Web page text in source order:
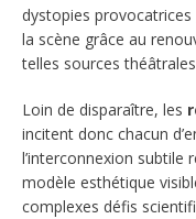
dystopies
la scène grâce au
telles sources
Loin de disparaître, les
incitent donc chacun
l’interconnexion subtile
modèle esthétique
complexes défis